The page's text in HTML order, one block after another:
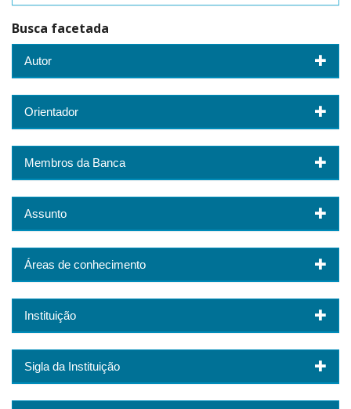
Busca facetada
Autor
Orientador
Membros da Banca
Assunto
Áreas de conhecimento
Instituição
Sigla da Instituição